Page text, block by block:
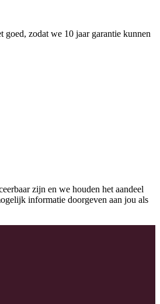
goed, zodat we 10 jaar garantie kunnen
zijn en we houden het aandeel
informatie doorgeven aan jou als